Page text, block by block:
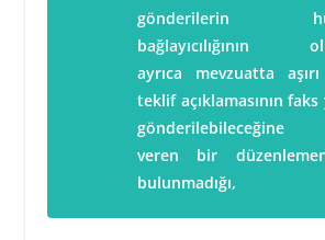
gönderilerin
bağlayıcılığının
ayrıca mevzuatta
teklif açıklamasının
gönderilebileceğine
veren bir
bulunmadığı,